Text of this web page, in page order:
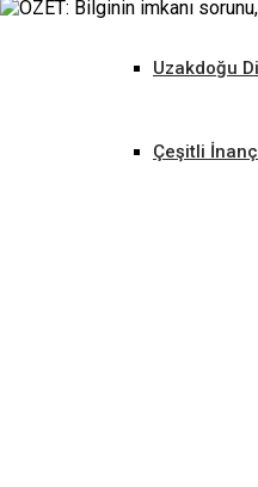
Uzakdoğu
Çeşitli